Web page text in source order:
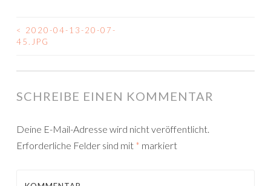
BEITRAGSNAVIGATION
<
2020-04-13-20-07-
45.JPG
SCHREIBE EINEN KOMMENTAR
Deine E-Mail-Adresse wird nicht veröffentlicht.
Erforderliche Felder sind mit * markiert